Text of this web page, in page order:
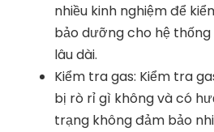
nhiều kinh nghiệm để
bảo dưỡng cho hệ
lâu dài.
Kiểm tra gas: Kiểm tra
bị rò rỉ gì không và có
trạng không đảm bảo